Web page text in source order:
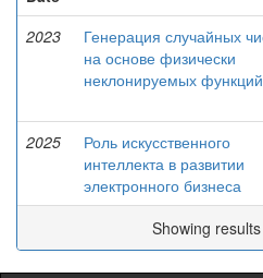
2023
Генерация случайных
на основе физически
неклонируемых функций
2025
Роль искусственного
интеллекта в развитии
электронного бизнеса
Showing